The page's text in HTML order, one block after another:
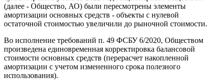
(далее - Общество, АО) были пересмотрены элементы
амортизации основных средств - объекты с нулевой
остаточной стоимостью увеличили до рыночной стоимости.
Во исполнение требований п. 49 ФСБУ 6/2020, Обществом
произведена единовременная корректировка балансовой
стоимости основных средств (перерасчет накопленной
амортизации с учетом измененного срока полезного
использования).